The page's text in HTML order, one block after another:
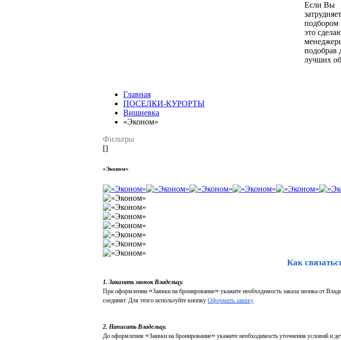
Если Вы
подбором
это
подобрав
лучших
Главная
ПОСЕЛКИ-КУРОРТЫ
Вишневка
«Эконом»
Фильтры
[]
«Эконом»
Как
1. Заказать звонок Владельцу.
При оформлении «Заявки на бронирование» укажите необходимость заказа звонка от
соединят. Для этого используйте кнопку Оформить заявку
2. Написать Владельцу.
До оформления «Заявки на бронирование» укажите необходимость уточнения условий и